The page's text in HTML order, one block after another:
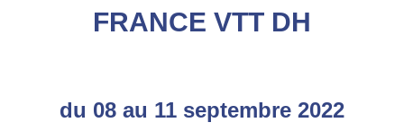
FRANCE VTT DH
du 08 au 11 septembre 2022